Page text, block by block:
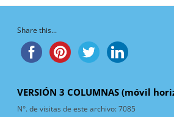
Share this...
VERSIÓN 3 COLUMNAS (móvil
N°. de visitas de este archivo:7085